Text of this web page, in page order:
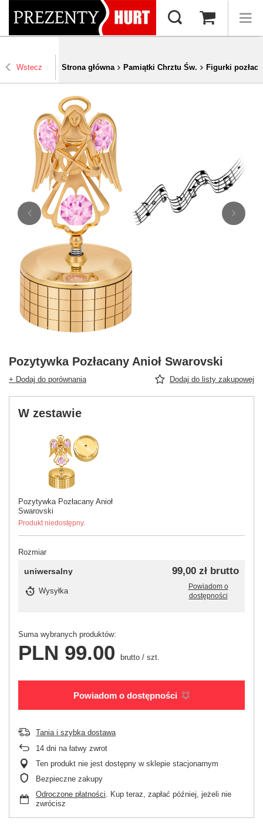
Wstecz Strona główna Pamiątki Chrztu Św. Figurki
Pozytywka Pozłacany Anioł Swarovski
+ Dodaj do porównania Dodaj do listy zakupowej
W zestawie
Pozytywka Pozłacany Anioł
Swarovski
Produkt niedostępny.
Rozmiar
uniwersalny 99,00 zł brutto
Wysyłka
Powiadom o
dostępności
Suma wybranych produktów:
PLN 99.00 brutto / szt.
Powiadom o dostępności
Tania i szybka dostawa
14 dni na łatwy zwrot
Ten produkt nie jest dostępny w sklepie stacjonarnym
Bezpieczne zakupy
Odroczone płatności. Kup teraz, zapłać później, jeżeli nie
zwrócisz